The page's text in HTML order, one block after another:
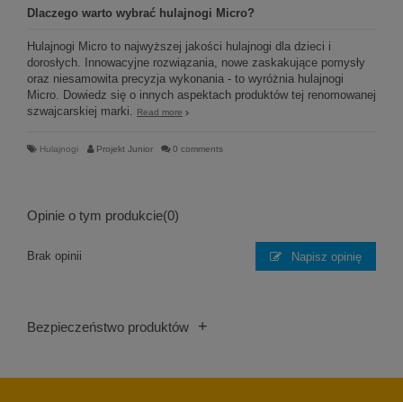
Dlaczego warto wybrać hulajnogi Micro?
Hulajnogi Micro to najwyższej jakości hulajnogi dla dzieci i
dorosłych. Innowacyjne rozwiązania, nowe zaskakujące pomysły
oraz niesamowita precyzja wykonania - to wyróżnia hulajnogi
Micro. Dowiedz się o innych aspektach produktów tej renomowanej
szwajcarskiej marki.
Read more
Hulajnogi Projekt Junior 0 comments
Opinie o tym produkcie(0)
Brak opinii Napisz opinię
Bezpieczeństwo produktów +